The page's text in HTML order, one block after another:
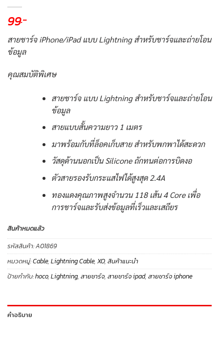
99.-
สายชาร์จ iPhone/iPad แบบ Lightning สำหรับชาร์จและถ่ายโอน
ข้อมูล
คุณสมบัติพิเศษ
สายชาร์จ แบบ Lightning สำหรับชาร์จและถ่ายโอน
ข้อมูล
สายแบบสั้นความยาว 1 เมตร
มาพร้อมกับที่ล็อคเก็บสาย สำหรับพกพาได้สะดวก
วัสดุด้านนอกเป็น Silicone ถักทนต่อการบิดงอ
ตัวสายรองรับกระแสไฟได้สูงสุด 2.4A
ทองแดงคุณภาพสูงจำนวน 118 เส้น 4 Core เพื่อ
การชาร์จและรับส่งข้อมูลที่เร็วและเสถียร
สินค้าหมดแล้ว
รหัสสินค้า:A01869
หมวดหมู่:Cable, Lightning Cable, XO, สินค้าแนะนำ
ป้ายกำกับ:hoco, Lightning, สายชาร์จ, สายชาร์จ ipad, สายชาร์จ iphone
คำอธิบาย